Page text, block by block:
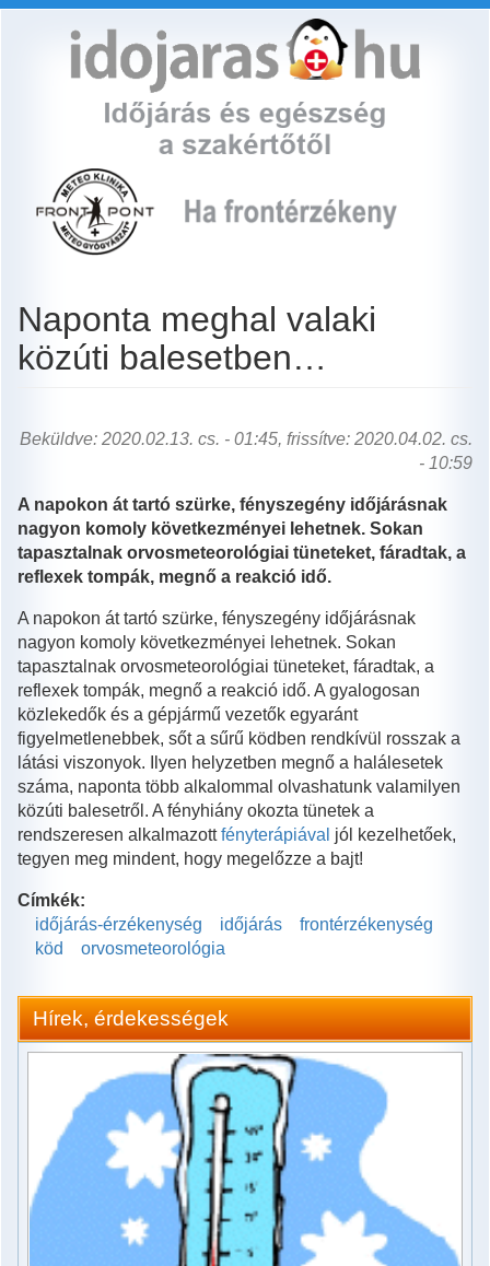
Naponta meghal valaki
közúti balesetben…
Beküldve: 2020.02.13. cs. - 01:45, frissítve: 2020.04.02. cs.
- 10:59
A napokon át tartó szürke, fényszegény időjárásnak
nagyon komoly következményei lehetnek. Sokan
tapasztalnak orvosmeteorológiai tüneteket, fáradtak, a
reflexek tompák, megnő a reakció idő.
A napokon át tartó szürke, fényszegény időjárásnak
nagyon komoly következményei lehetnek. Sokan
tapasztalnak orvosmeteorológiai tüneteket, fáradtak, a
reflexek tompák, megnő a reakció idő. A gyalogosan
közlekedők és a gépjármű vezetők egyaránt
figyelmetlenebbek, sőt a sűrű ködben rendkívül rosszak a
látási viszonyok. Ilyen helyzetben megnő a halálesetek
száma, naponta több alkalommal olvashatunk valamilyen
közúti balesetről. A fényhiány okozta tünetek a
rendszeresen alkalmazottfényterápiával jól kezelhetőek,
tegyen meg mindent, hogy megelőzze a bajt!
Címkék:
időjárás-érzékenység
időjárás
frontérzékenység
köd
orvosmeteorológia
Hírek, érdekességek